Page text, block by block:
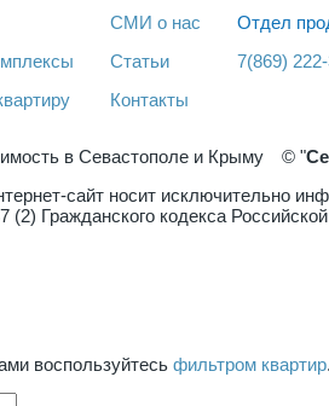
СМИ о нас
Статьи
Контакты
Отдел
7(869)
© "
в Севастополе и Крыму
сайт носит исключительно
(2) Гражданского кодекса
воспользуйтесь фильтром квартир